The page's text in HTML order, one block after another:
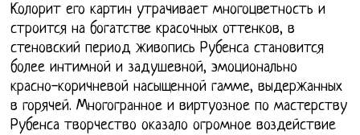
Колорит его картин утрачивает многоцветность и
строится на богатстве красочных оттенков, в
стеновский период живопись Рубенса становится
более интимной и задушевной, эмоционально
красно-коричневой насыщенной гамме, выдержанных
в горячей. Многогранное и виртуозное по мастерству
Рубенса творчество оказало огромное воздействие